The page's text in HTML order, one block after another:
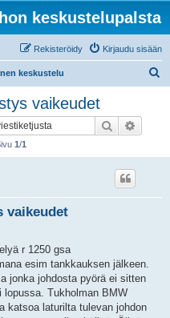
keskustelupalsta
Kirjaudu sisään
Rekisteröidy
keskustelu
vaikeudet
Etsi
1/1
vaikeudet
r 1250 gsa
esim tankkauksen jälkeen.
jonka johdosta pyörä ei sitten
Tukholman BMW
katsoa laturilta tulevan johdon